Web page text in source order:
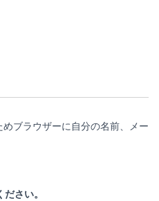
ブラウザーに自分の名前、メー
さい。